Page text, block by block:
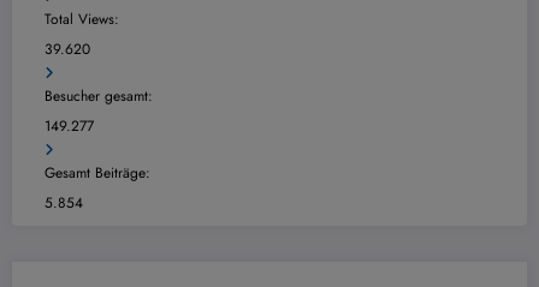
Total Views:
39.620
Besucher gesamt:
149.277
Gesamt Beiträge:
5.854